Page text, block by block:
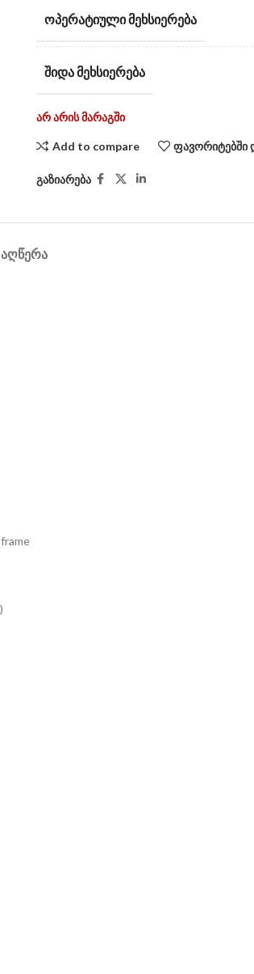
ᲝᲞᲔᲠᲐᲢᲘᲣᲚᲘ ᲛᲔᲮᲡᲘᲔᲠᲔᲑᲐ
ᲨᲘᲓᲐ ᲛᲔᲮᲡᲘᲔᲠᲔᲑᲐ
არ არის მარაგში
Add to compare ფავორიტებში
გაზიარება
ᲐᲦᲬᲔᲠᲐ